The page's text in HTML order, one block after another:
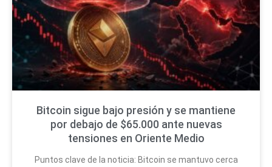
Bitcoin sigue bajo presión y se mantiene
por debajo de $65.000 ante nuevas
tensiones en Oriente Medio
Puntos clave de la noticia: Bitcoin se mantuvo cerca